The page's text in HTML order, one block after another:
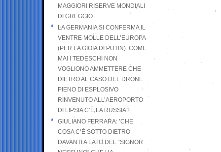
MAGGIORI RISERVE MONDIALI
DI GREGGIO
LA GERMANIA SI CONFERMA IL
VENTRE MOLLE DELL’EUROPA
(PER LA GIOIA DI PUTIN). COME
MAI I TEDESCHI NON
VOGLIONO AMMETTERE CHE
DIETRO AL CASO DEL DRONE
PIENO DI ESPLOSIVO
RINVENUTO ALL’AEROPORTO
DI LIPSIA C’È LA RUSSIA?
GIULIANO FERRARA: ’CHE
COSA C’È SOTTO DIETRO
DAVANTI A LATO DEL “SIGNOR